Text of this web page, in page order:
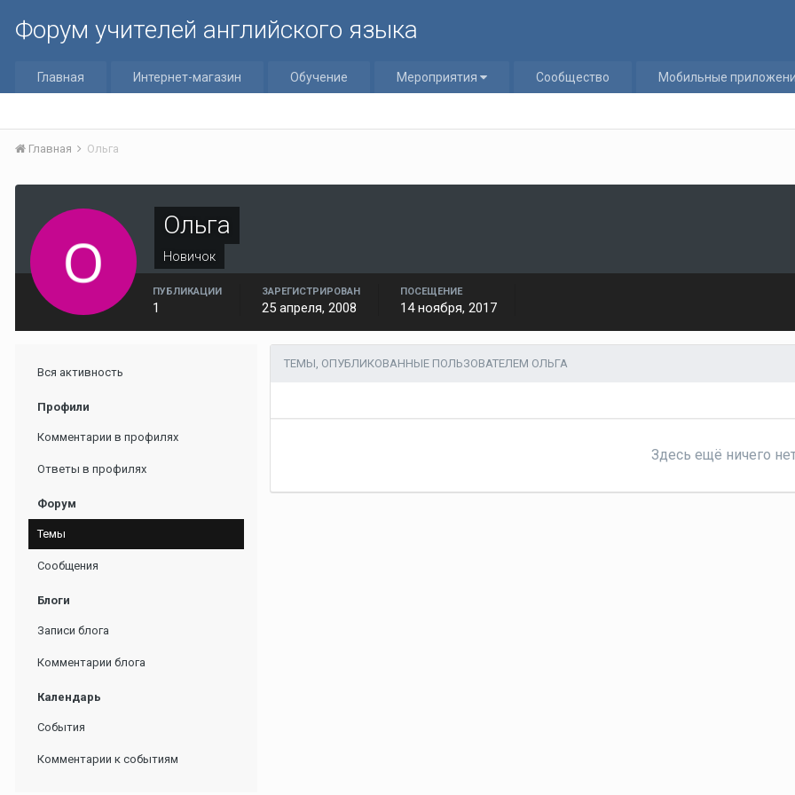
Форум учителей английского языка
Главная Интернет-магазин Обучение Мероприятия Сообщество Мобильные
Главная Ольга
Ольга
Новичок
ПУБЛИКАЦИИ
1
ЗАРЕГИСТРИРОВАН
25 апреля, 2008
ПОСЕЩЕНИЕ
14 ноября, 2017
Вся активность
Профили
Комментарии в профилях
Ответы в профилях
Форум
Темы
Сообщения
Блоги
Записи блога
Комментарии блога
Календарь
События
Комментарии к событиям
ТЕМЫ, ОПУБЛИКОВАННЫЕ ПОЛЬЗОВАТЕЛЕМ ОЛЬГА
Здесь ещё ничего